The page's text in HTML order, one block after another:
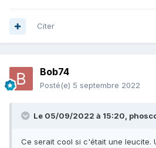
Citer
Bob74
Posté(e) 5 septembre 2022
Le 05/09/2022 à 15:20,
Ce serait cool si c'était une leucite.